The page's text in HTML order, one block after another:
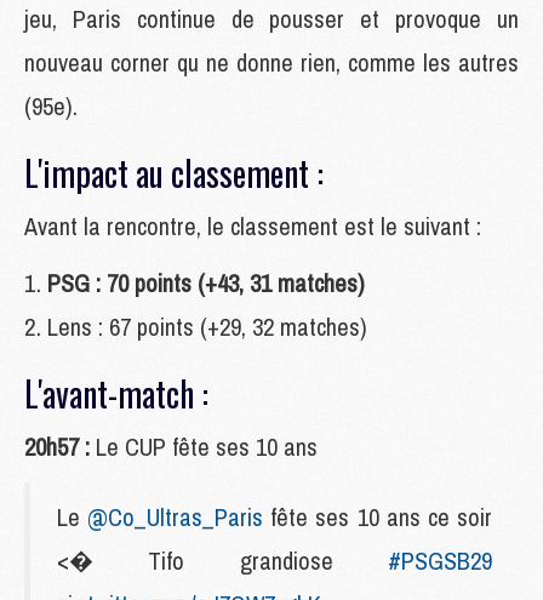
jeu, Paris continue de pousser et provoque un
nouveau corner qu ne donne rien, comme les autres
(95e).
L'impact au classement :
Avant la rencontre, le classement est le suivant :
PSG : 70 points (+43, 31 matches)
Lens : 67 points (+29, 32 matches)
L'avant-match :
20h57 : Le CUP fête ses 10 ans
Le @Co_Ultras_Paris fête ses 10 ans ce soir
<� Tifo grandiose #PSGSB29